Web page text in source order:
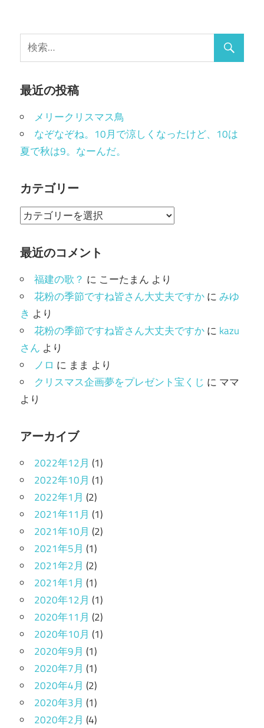
最近の投稿
メリークリスマス鳥
なぞなぞね。10月で涼しくなったけど、10は
夏で秋は9。なーんだ。
カテゴリー
カ
ゴ
ー
最近のコメント
福建の歌？ に こーたまん より
花粉の季節ですね皆さん大丈夫ですかにみゆ
き より
花粉の季節ですね皆さん大丈夫ですかに kazu
さん より
ノロ に まま より
クリスマス企画夢をプレゼント宝くじ に ママ
より
アーカイブ
2022年12月 (1)
2022年10月 (1)
2022年1月 (2)
2021年11月 (1)
2021年10月 (2)
2021年5月 (1)
2021年2月 (2)
2021年1月 (1)
2020年12月 (1)
2020年11月 (2)
2020年10月 (1)
2020年9月 (1)
2020年7月 (1)
2020年4月 (2)
2020年3月 (1)
2020年2月 (4)